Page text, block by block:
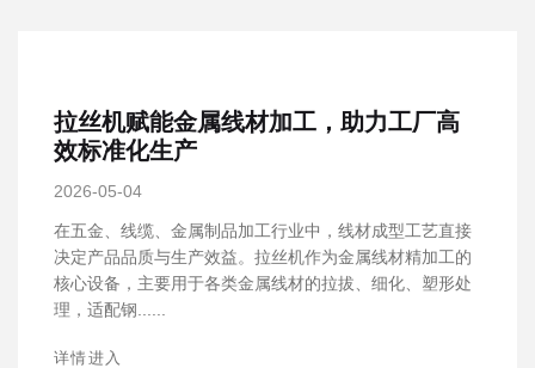
拉丝机赋能金属线材加工，助力工厂高
效标准化生产
2026-05-04
在五金、线缆、金属制品加工行业中，线材成型工艺直接
决定产品品质与生产效益。拉丝机作为金属线材精加工的
核心设备，主要用于各类金属线材的拉拔、细化、塑形处
理，适配钢......
详情进入